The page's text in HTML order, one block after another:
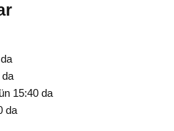
da
15:40 da
da